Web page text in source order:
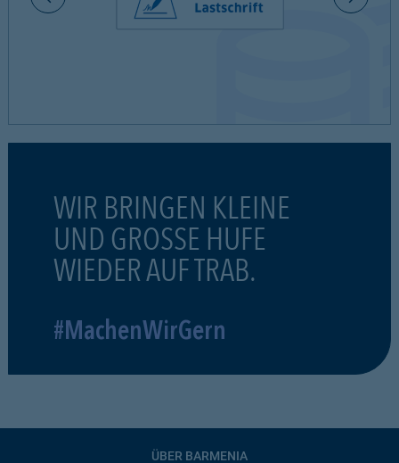
WIR BRINGEN KLEINE
UND GROSSE HUFE
WIEDER AUF TRAB.
#MachenWirGern
ÜBER BARMENIA